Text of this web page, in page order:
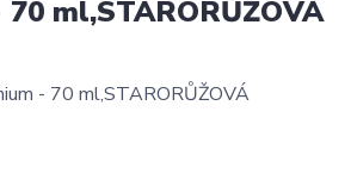
ml,STARORŮŽOVÁ